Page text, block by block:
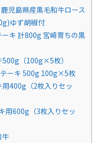
児島県産黒毛和牛ロース
ゆず胡椒付
キ 計800g 宮崎育ちの黒
500g（100g×5枚）
ーキ 500g 100g×5枚
400g（2枚入りセッ
用600g（3枚入りセッ
牛